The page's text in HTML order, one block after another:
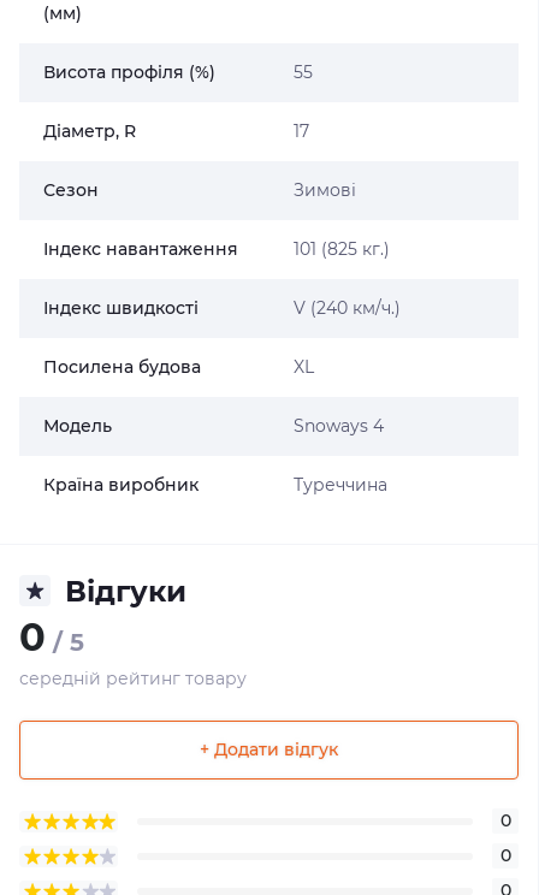
(мм)
Висота профіля (%) 55
Діаметр, R 17
Сезон Зимові
Індекс навантаження 101 (825 кг.)
Індекс швидкості V (240 км/ч.)
Посилена будова XL
Модель Snoways 4
Країна виробник Туреччина
Відгуки
0 / 5
середній рейтинг товару
+ Додати відгук
0
0
0